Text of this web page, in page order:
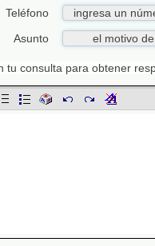
Teléfono
Asunto
tu consulta para obtener